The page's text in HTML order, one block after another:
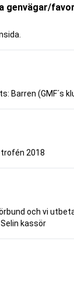
genvägar/
Barren (GMF´s
2018
och vi
kassör